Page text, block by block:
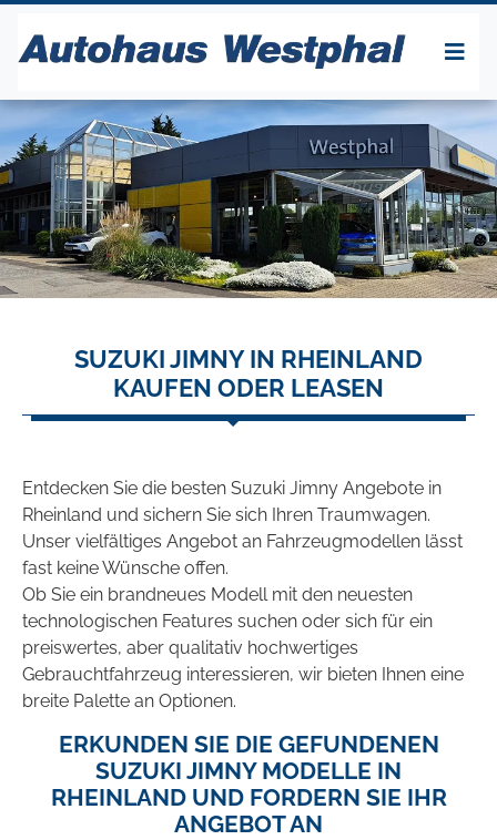
SUZUKI JIMNY IN RHEINLAND
KAUFEN ODER LEASEN
Entdecken Sie die besten Suzuki Jimny Angebote in
Rheinland und sichern Sie sich Ihren Traumwagen.
Unser vielfältiges Angebot an Fahrzeugmodellen lässt
fast keine Wünsche offen.
Ob Sie ein brandneues Modell mit den neuesten
technologischen Features suchen oder sich für ein
preiswertes, aber qualitativ hochwertiges
Gebrauchtfahrzeug interessieren, wir bieten Ihnen eine
breite Palette an Optionen.
ERKUNDEN SIE DIE GEFUNDENEN
SUZUKI JIMNY MODELLE IN
RHEINLAND UND FORDERN SIE IHR
ANGEBOT AN